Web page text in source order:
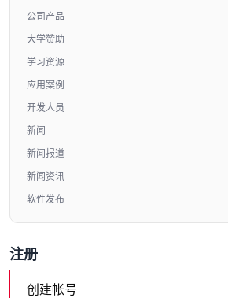
公司产品
大学赞助
学习资源
应用案例
开发人员
新闻
新闻报道
新闻资讯
软件发布
注册
创建帐号